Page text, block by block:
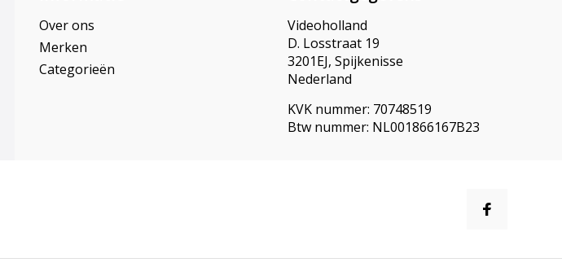
Over ons
Merken
Categorieën
Videoholland
D. Losstraat 19
3201EJ, Spijkenisse
Nederland
KVK nummer: 70748519
Btw nummer: NL001866167B23